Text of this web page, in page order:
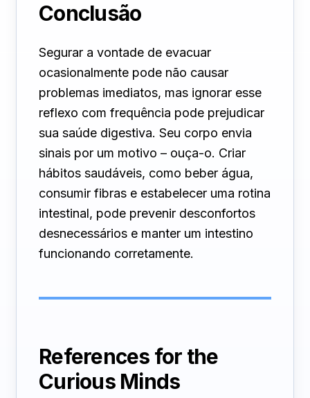
Conclusão
Segurar a vontade de evacuar
ocasionalmente pode não causar
problemas imediatos, mas ignorar esse
reflexo com frequência pode prejudicar
sua saúde digestiva. Seu corpo envia
sinais por um motivo – ouça-o. Criar
hábitos saudáveis, como beber água,
consumir fibras e estabelecer uma rotina
intestinal, pode prevenir desconfortos
desnecessários e manter um intestino
funcionando corretamente.
References for the
Curious Minds